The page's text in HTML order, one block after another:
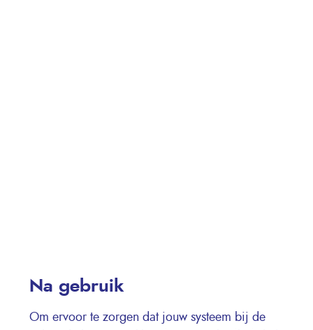
Na gebruik
Om ervoor te zorgen dat jouw systeem bij de